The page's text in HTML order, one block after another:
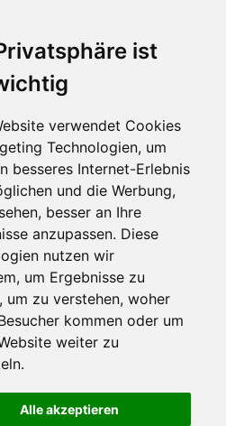
ist
verwendet Cookies
Technologien, um
besseres Internet-Erlebnis
und die Werbung,
besser an Ihre
anzupassen. Diese
nutzen wir
um Ergebnisse zu
um zu verstehen, woher
kommen oder um
weiter zu
Alle akzeptieren
Tirol.eu
Einstellungen |Widerrufsrecht
|Information Bewertungen